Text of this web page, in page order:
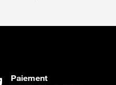
Paiement